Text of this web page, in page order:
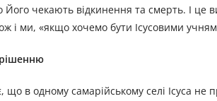
Його чекають відкинення та смерть. І
і ми, «якщо хочемо бути Ісусовими
що в одному самарійському селі Ісуса